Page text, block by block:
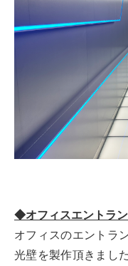
◆オフィスエントラ
オフィスのエントラ
光壁を製作頂きまし